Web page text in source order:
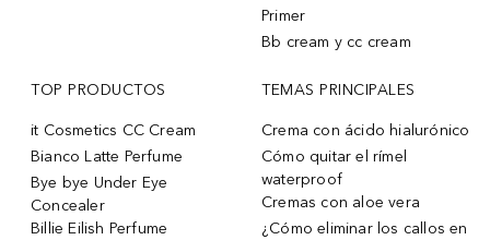
Primer
Bb cream y cc cream
TOP PRODUCTOS
it Cosmetics CC Cream
Bianco Latte Perfume
Bye bye Under Eye
Concealer
Billie Eilish Perfume
TEMAS PRINCIPALES
Crema con ácido hialurónico
Cómo quitar el rímel
waterproof
Cremas con aloe vera
¿Cómo eliminar los callos en